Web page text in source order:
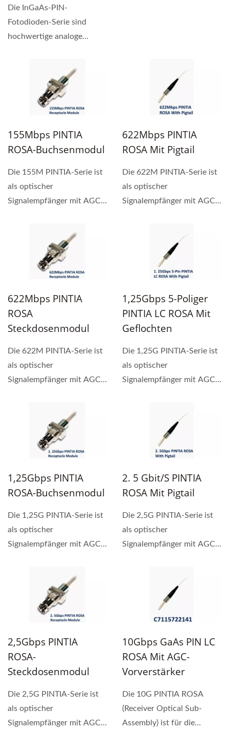
Die InGaAs-PIN-
Fotodioden-Serie sind
hochwertige analoge
Empfängeranwendungen...
155Mbps PINTIA
ROSA-Buchsenmodul
Die 155M PINTIA-Serie ist
als optischer
Signalempfänger mit AGC
622Mbps PINTIA
ROSA Mit Pigtail
Die 622M PINTIA-Serie ist
als optischer
Signalempfänger mit AGC
622Mbps PINTIA
ROSA
Steckdosenmodul
Die 622M PINTIA-Serie ist
als optischer
Signalempfänger mit AGC
1,25Gbps 5-Poliger
PINTIA LC ROSA Mit
Geflochten
Die 1,25G PINTIA-Serie ist
als optischer
Signalempfänger mit AGC
1,25Gbps PINTIA
ROSA-Buchsenmodul
Die 1,25G PINTIA-Serie ist
als optischer
Signalempfänger mit AGC
2. 5 Gbit/s PINTIA
ROSA Mit Pigtail
Die 2,5G PINTIA-Serie ist
als optischer
Signalempfänger mit AGC
2,5Gbps PINTIA
ROSA-
Steckdosenmodul
Die 2,5G PINTIA-Serie ist
als optischer
Signalempfänger mit AGC
10Gbps GaAs PIN LC
ROSA Mit AGC-
Vorverstärker
Die 10G PINTIA ROSA
(Receiver Optical Sub-
Assembly) ist für die